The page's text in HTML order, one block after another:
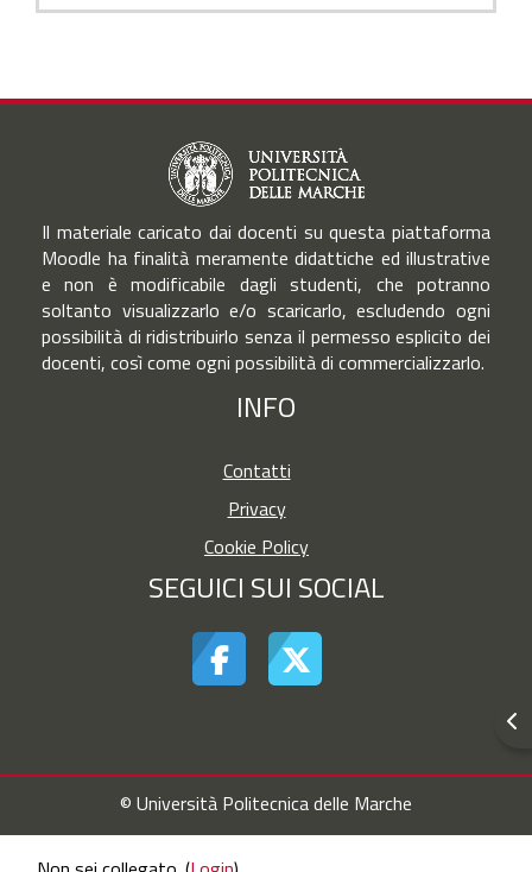
Il materiale caricato dai docenti su questa piattaforma
Moodle ha finalità meramente didattiche ed illustrative
e non è modificabile dagli studenti, che potranno
soltanto visualizzarlo e/o scaricarlo, escludendo ogni
possibilità di ridistribuirlo senza il permesso esplicito dei
docenti, così come ogni possibilità di commercializzarlo.
INFO
Contatti
Privacy
Cookie Policy
SEGUICI SUI SOCIAL
© Università Politecnica delle Marche